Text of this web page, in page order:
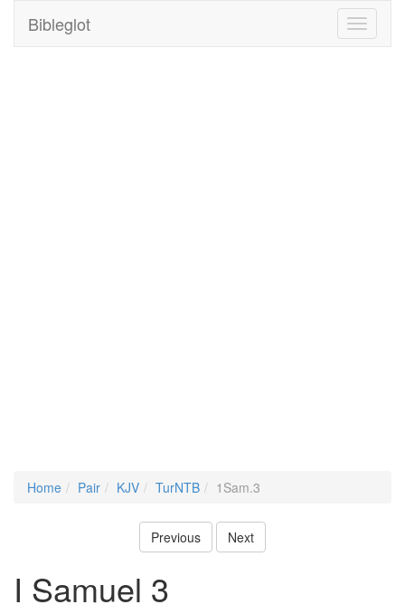
Toggle
Bibleglot
Home Pair KJV TurNTB 1Sam.3
Previous Next
I Samuel 3